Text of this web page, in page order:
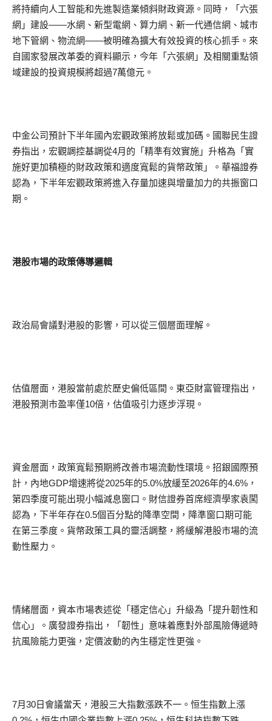
將持續向人工智能和先進製造業傾斜財政資源。同時，「六張
網」建設——水網、新型電網、算力網、新一代通信網、城市
地下管網、物流網——被明確為擴大有效投資的核心抓手。來
自國家發展改革委的資料顯示，今年「六張網」及相關重點領
域建設的投資規模將超過7萬億元。
中金公司預計下半年國內宏觀政策將放鬆或加碼。國聯民生證
券指出，宏觀調控基調從4月的「精準有效實施」升格為「實
施好更加積極的財政政策和適度寬鬆的貨幣政策」。華福證券
認為，下半年宏觀政策將進入存量加速與增量加力的共振窗口
期。
港股市場的政策傳導邏輯
政治局會議對港股的影響，可以從三個層面理解。
估值層面，港股當前處於歷史偏低區間。東亞財富管理指出，
港股預測市盈率僅10倍，估值吸引力逐步浮現。
資金層面，政策寬鬆預期將改善市場流動性環境。招銀國際預
計，內地GDP增速將從2025年的5.0%放緩至2026年的4.6%，
第四季度可能出現小幅減息窗口。財信證券首席經濟學家袁闖
認為，下半年存在0.5個百分點的降準空間，降準窗口期可能
在第三季度。貨幣政策工具的靈活調整，將緩解港股市場的流
動性壓力。
情緒層面，資本市場表述從「穩定信心」升級為「提升韌性和
信心」。廣發證券指出，「韌性」意味着應對外部風險傳遞時
抗風險能力更強，定價波動的內生穩定性更強。
7月30日會議當天，港股三大指數漲跌不一。恒生指數上漲